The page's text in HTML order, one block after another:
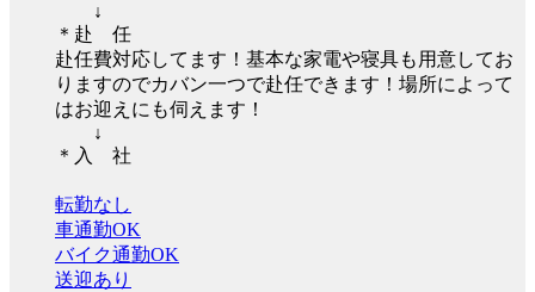
↓
＊赴 任
赴任費対応してます！基本な家電や寝具も用意してお
りますのでカバン一つで赴任できます！場所によって
はお迎えにも伺えます！
↓
＊入 社
転勤なし
車通勤OK
バイク通勤OK
送迎あり